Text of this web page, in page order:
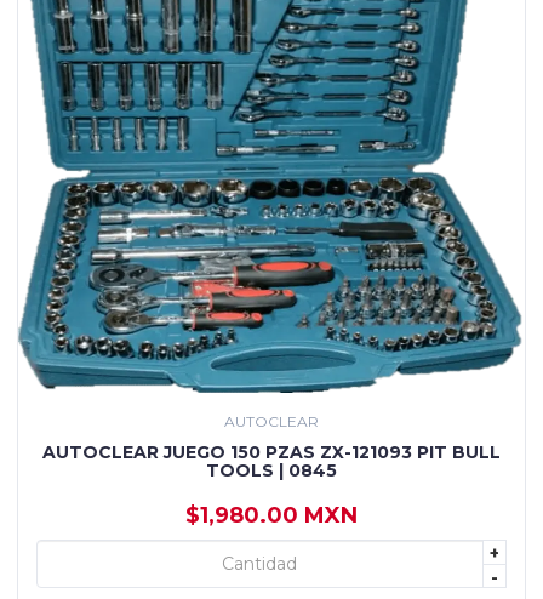
AUTOCLEAR
AUTOCLEAR JUEGO 150 PZAS ZX-121093 PIT BULL
TOOLS | 0845
$1,980.00 MXN
+
-
+ AGREGAR